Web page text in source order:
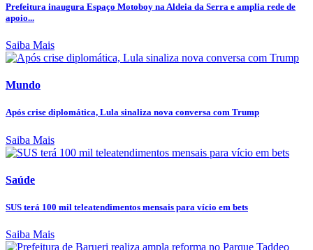
Prefeitura inaugura Espaço Motoboy na Aldeia da Serra e amplia rede de
apoio...
Saiba Mais
Mundo
Após crise diplomática, Lula sinaliza nova conversa com Trump
Saiba Mais
Saúde
SUS terá 100 mil teleatendimentos mensais para vício em bets
Saiba Mais